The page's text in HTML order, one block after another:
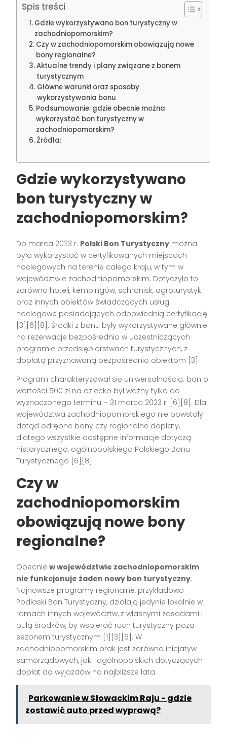
Spis treści
Gdzie wykorzystywano bon turystyczny w
zachodniopomorskim?
Czy w zachodniopomorskim obowiązują nowe
bony regionalne?
Aktualne trendy i plany związane z bonem
turystycznym
Główne warunki oraz sposoby
wykorzystywania bonu
Podsumowanie: gdzie obecnie można
wykorzystać bon turystyczny w
zachodniopomorskim?
Źródła:
Gdzie wykorzystywano
bon turystyczny w
zachodniopomorskim?
Do marca 2023 r. Polski Bon Turystyczny można
było wykorzystać w certyfikowanych miejscach
noclegowych na terenie całego kraju, w tym w
województwie zachodniopomorskim. Dotyczyło to
zarówno hoteli, kempingów, schronisk, agroturystyk
oraz innych obiektów świadczących usługi
noclegowe posiadających odpowiednią certyfikację
[3][6][8] . Środki z bonu były wykorzystywane głównie
na rezerwacje bezpośrednio w uczestniczących
programie przedsiębiorstwach turystycznych, z
dopłatą przyznawaną bezpośrednio obiektom [3] .
Program charakteryzował się uniwersalnością: bon o
wartości 500 zł na dziecko był ważny tylko do
wyznaczonego terminu – 31 marca 2023 r. [6][8] . Dla
województwa zachodniopomorskiego nie powstały
dotąd odrębne bony czy regionalne dopłaty,
dlatego wszystkie dostępne informacje dotyczą
historycznego, ogólnopolskiego Polskiego Bonu
Turystycznego [6][8] .
Czy w
zachodniopomorskim
obowiązują nowe bony
regionalne?
Obecniew województwie zachodniopomorskim
nie funkcjonuje żaden nowy bon turystyczny.
Najnowsze programy regionalne, przykładowo
Podlaski Bon Turystyczny, działają jedynie lokalnie w
ramach innych województw, z własnymi zasadami i
pulą środków, by wspierać ruch turystyczny poza
sezonem turystycznym [1][3][6] . W
zachodniopomorskim brak jest zarówno inicjatyw
samorządowych, jak i ogólnopolskich dotyczących
dopłat do wyjazdów na najbliższe lata.
Parkowanie w Słowackim Raju - gdzie
zostawić auto przed wyprawą?